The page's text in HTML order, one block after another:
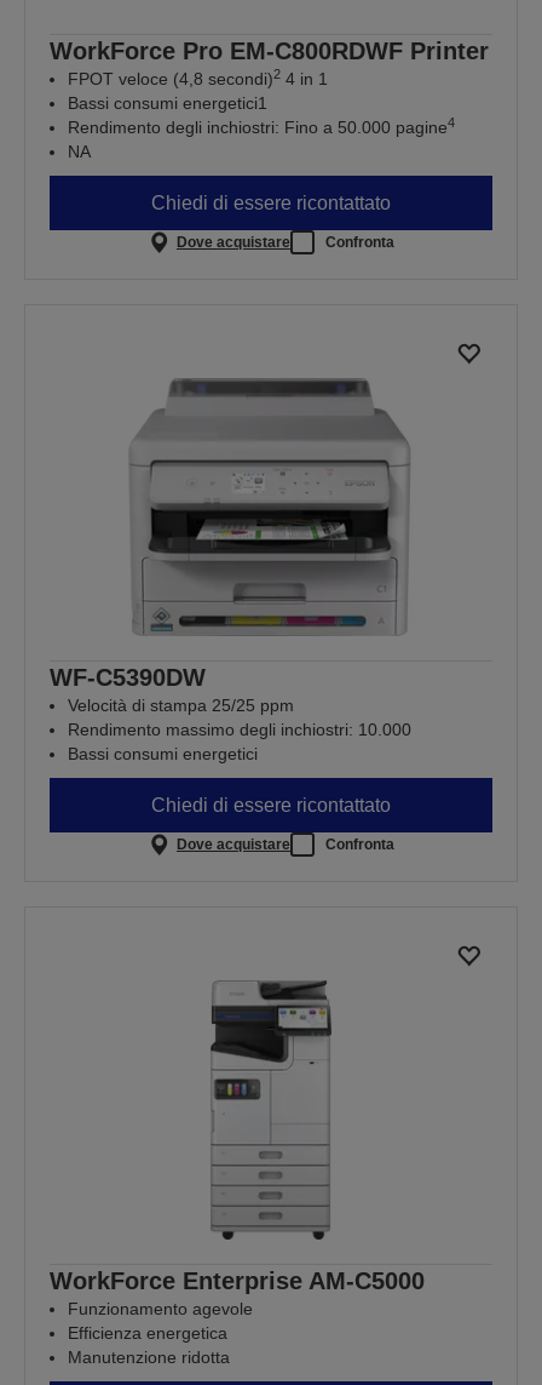
WorkForce Pro EM-C800RDWF Printer
FPOT veloce (4,8 secondi)2 4 in 1
Bassi consumi energetici1
Rendimento degli inchiostri: Fino a 50.000 pagine4
NA
Chiedi di essere ricontattato
Dove acquistare Confronta
WF-C5390DW
Velocità di stampa 25/25 ppm
Rendimento massimo degli inchiostri: 10.000
Bassi consumi energetici
Chiedi di essere ricontattato
Dove acquistare Confronta
WorkForce Enterprise​ AM-C5000​
Funzionamento agevole
Efficienza energetica
Manutenzione ridotta